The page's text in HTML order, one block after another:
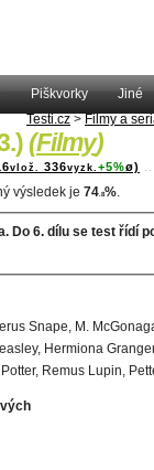
Piškvorky
Jiné
Testi.cz > Filmy a
(Filmy)
vlož. 336vyzk. +5%ø)
výsledek je 74 .8%.
Do 6. dílu se test řídí
Snape, M.
Hermiona
Remus Lupin,